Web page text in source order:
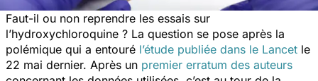
Faut-il ou non reprendre les essais sur
l’hydroxychloroquine ? La question se pose après la
polémique qui a entouré l’étude publiée dans le Lancet le
22 mai dernier. Après un premier erratum des auteurs